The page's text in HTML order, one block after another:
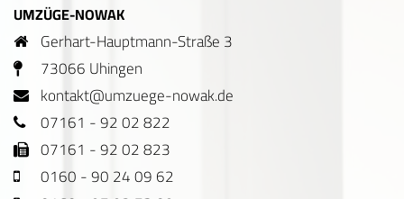
UMZÜGE-NOWAK
Gerhart-Hauptmann-Straße 3
73066 Uhingen
kontakt@umzuege-nowak.de
07161 - 92 02 822
07161 - 92 02 823
0160 - 90 24 09 62